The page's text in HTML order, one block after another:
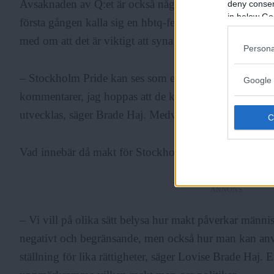
deny
in below
Google
Avsaknaden av Q:et är också något som Pride-
första gången kalla sig en hbtq-festival.Lovise Brade
med om att det är viktigt att syna festivalens egen makt.
– Stockholm Pride kan ses som en
kommentarer, jag hoppas att de kommer till Pride
utvecklas, säger Brade Haj. Medvetenheten om makt
Vad innebär då makt för Stockholm Pride?
ANNONS
– Vi vill på olika sätt belysa hur makt påverkar
negativt och begränsande, men också hur man kan
ställning för lika rättigheter, säger Lovise Brade Haj.